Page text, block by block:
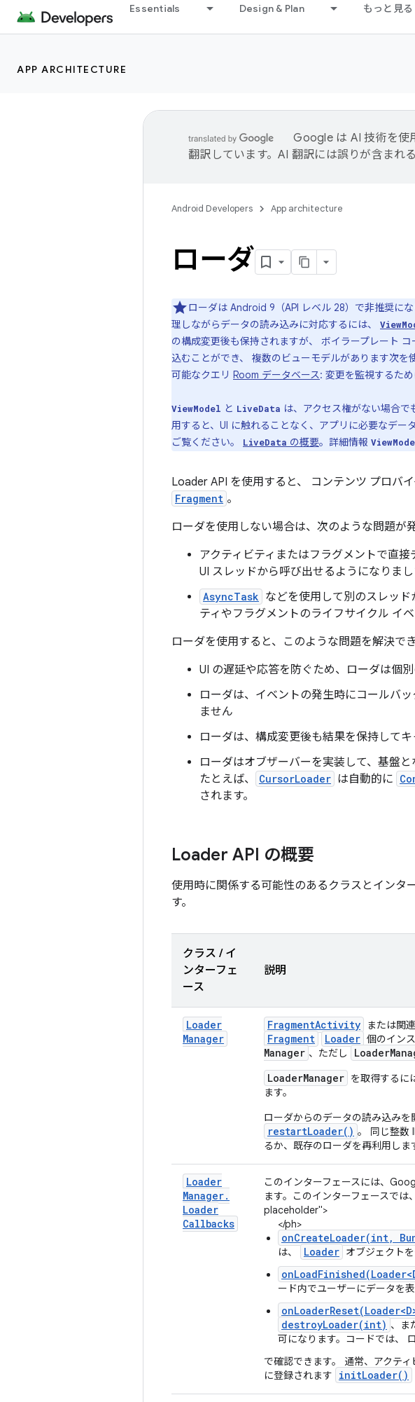
Essentials Design & Plan もっと見る
APP ARCHITECTURE
Google は AI 技術を使
翻訳しています。AI 翻訳には誤りが含まれ
Android Developers App architecture
ローダ
ローダは Android 9（API レベル 28）で非推奨に
理しながらデータの読み込みに対応するには、
の構成変更後も保持されますが、 ボイラープレート コ
込むことができ、 複数のビューモデルがあります次を
可能なクエリ Room データベース: 変更を監視するた
ViewModel と LiveData は、アクセス権がない場合で
用すると、UI に触れることなく、アプリに必要なデー
ご覧ください。
LiveData の概要。詳細情報
Loader API を使用すると、 コンテンツ プロバ
Fragment 。
ローダを使用しない場合は、次のような問題が
アクティビティまたはフラグメントで直
UI スレッドから呼び出せるようになりま
AsyncTask などを使用して別のスレッ
ティやフラグメントのライフサイクル イ
ローダを使用すると、このような問題を解決で
UI の遅延や応答を防ぐため、ローダは個別
ローダは、イベントの発生時にコールバ
ません
ローダは、構成変更後も結果を保持して
ローダはオブザーバーを実装して、基盤
たとえば、
CursorLoader は自動的に
されます。
Loader API の概要
使用時に関係する可能性のあるクラスとインタ
す。
クラス / イ
ンターフェ
ース
説明
Loader
Manager
FragmentActivity または関
Fragment Loader 個のイン
Manager 、ただし Loader
LoaderManager を取得するに
ます。
ローダからのデータの読み込みを
restartLoader() 。 同じ整数
るか、既存のローダを再利用しま
Loader
Manager.
Loader
Callbacks
このインターフェースには、
ます。このインターフェースで
placeholder">
</ph>
onCreateLoader(int,
は、
Loader オブジェクト
ード内でユーザーにデータを
destroyLoader(int) 、ま
可になります。コードでは、
で確認できます。 通常、アクテ
に登録されます
initLoader( )